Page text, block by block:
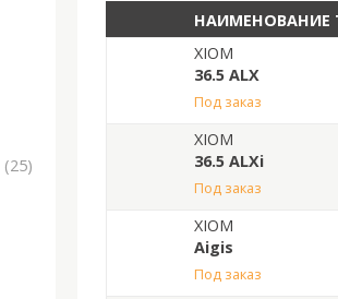
(25)
НАИМЕНОВАНИЕ
XIOM
36.5 ALX
под заказ
XIOM
36.5 ALXi
под заказ
XIOM
Aigis
под заказ